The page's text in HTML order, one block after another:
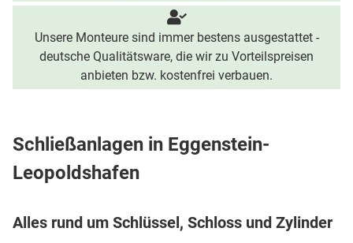
Unsere Monteure sind immer bestens ausgestattet -
deutsche Qualitätsware, die wir zu Vorteilspreisen
anbieten bzw. kostenfrei verbauen.
Schließanlagen in Eggenstein-
Leopoldshafen
Alles rund um Schlüssel, Schloss und Zylinder